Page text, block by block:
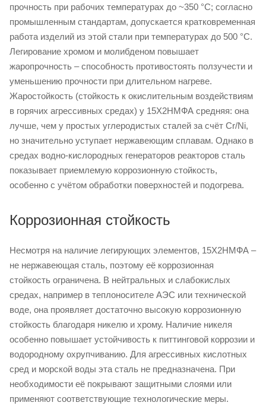
прочность при рабочих температурах до ~350 °C; согласно
промышленным стандартам, допускается кратковременная
работа изделий из этой стали при температурах до 500 °C.
Легирование хромом и молибденом повышает
жаропрочность – способность противостоять ползучести и
уменьшению прочности при длительном нагреве.
Жаростойкость (стойкость к окислительным воздействиям
в горячих агрессивных средах) у 15Х2НМФА средняя: она
лучше, чем у простых углеродистых сталей за счёт Cr/Ni,
но значительно уступает нержавеющим сплавам. Однако в
средах водно-кислородных генераторов реакторов сталь
показывает приемлемую коррозионную стойкость,
особенно с учётом обработки поверхностей и подогрева.
Коррозионная стойкость
Несмотря на наличие легирующих элементов, 15Х2НМФА –
не нержавеющая сталь, поэтому её коррозионная
стойкость ограничена. В нейтральных и слабокислых
средах, например в теплоносителе АЭС или технической
воде, она проявляет достаточно высокую коррозионную
стойкость благодаря никелю и хрому. Наличие никеля
особенно повышает устойчивость к питтинговой коррозии и
водородному охрупчиванию. Для агрессивных кислотных
сред и морской воды эта сталь не предназначена. При
необходимости её покрывают защитными слоями или
применяют соответствующие технологические меры.